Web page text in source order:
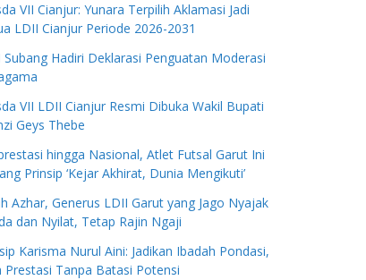
VII Cianjur: Yunara Terpilih Aklamasi Jadi
LDII Cianjur Periode 2026-2031
Subang Hadiri Deklarasi Penguatan Moderasi
VII LDII Cianjur Resmi Dibuka Wakil Bupati
Geys Thebe
hingga Nasional, Atlet Futsal Garut Ini
Prinsip ‘Kejar Akhirat, Dunia Mengikuti’
Azhar, Generus LDII Garut yang Jago Nyajak
dan Nyilat, Tetap Rajin Ngaji
Karisma Nurul Aini: Jadikan Ibadah Pondasi,
Prestasi Tanpa Batasi Potensi